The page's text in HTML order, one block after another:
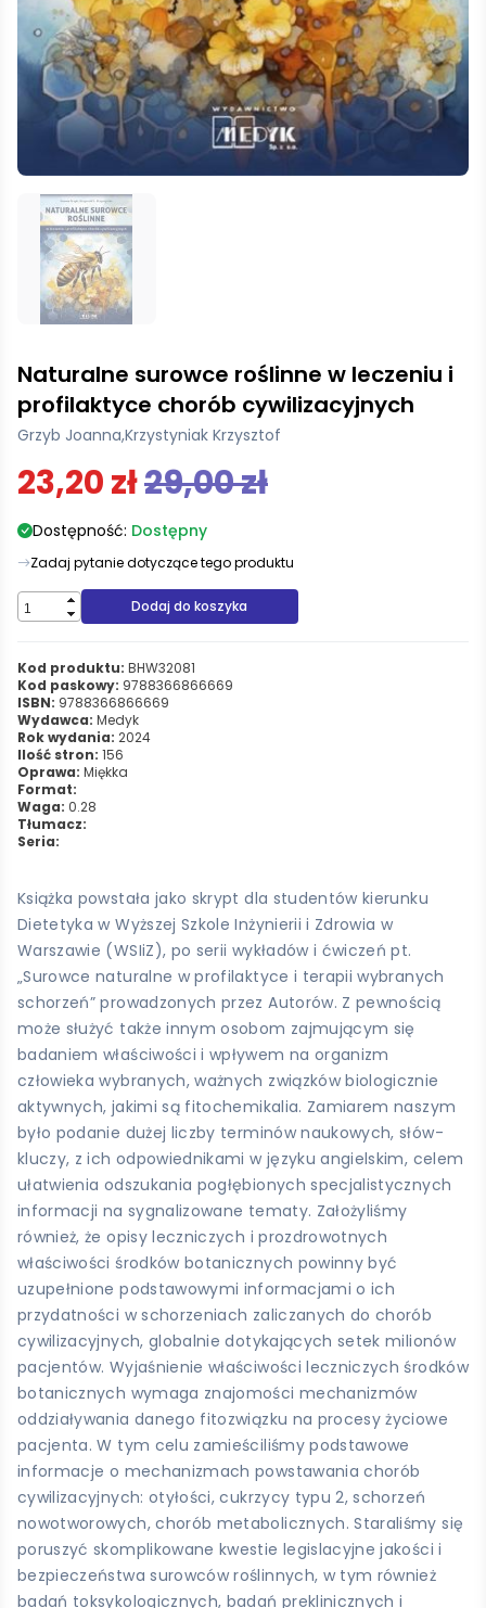
Naturalne surowce roślinne w leczeniu i
profilaktyce chorób cywilizacyjnych
Grzyb Joanna,Krzystyniak Krzysztof
23,20 zł29,00 zł
Dostępność: Dostępny
Zadaj pytanie dotyczące tego produktu
Dodaj do koszyka
Kod produktu: BHW32081
Kod paskowy: 9788366866669
ISBN: 9788366866669
Wydawca: Medyk
Rok wydania: 2024
Ilość stron: 156
Oprawa: Miękka
Format:
Waga: 0.28
Tłumacz:
Seria:
Książka powstała jako skrypt dla studentów kierunku
Dietetyka w Wyższej Szkole Inżynierii i Zdrowia w
Warszawie (WSIiZ), po serii wykładów i ćwiczeń pt.
„Surowce naturalne w profilaktyce i terapii wybranych
schorzeń” prowadzonych przez Autorów. Z pewnością
może służyć także innym osobom zajmującym się
badaniem właściwości i wpływem na organizm
człowieka wybranych, ważnych związków biologicznie
aktywnych, jakimi są fitochemikalia. Zamiarem naszym
było podanie dużej liczby terminów naukowych, słów-
kluczy, z ich odpowiednikami w języku angielskim, celem
ułatwienia odszukania pogłębionych specjalistycznych
informacji na sygnalizowane tematy. Założyliśmy
również, że opisy leczniczych i prozdrowotnych
właściwości środków botanicznych powinny być
uzupełnione podstawowymi informacjami o ich
przydatności w schorzeniach zaliczanych do chorób
cywilizacyjnych, globalnie dotykających setek milionów
pacjentów. Wyjaśnienie właściwości leczniczych środków
botanicznych wymaga znajomości mechanizmów
oddziaływania danego fitozwiązku na procesy życiowe
pacjenta. W tym celu zamieściliśmy podstawowe
informacje o mechanizmach powstawania chorób
cywilizacyjnych: otyłości, cukrzycy typu 2, schorzeń
nowotworowych, chorób metabolicznych. Staraliśmy się
poruszyć skomplikowane kwestie legislacyjne jakości i
bezpieczeństwa surowców roślinnych, w tym również
badań toksykologicznych, badań preklinicznych i